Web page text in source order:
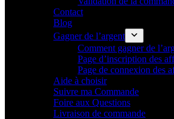
Contact
Blog
Gagner de l’argent
Comment gagner de
Page d’inscription des
Page de connexion des
Aide à choisir
Suivre ma Commande
Foire aux Questions
Livraison de commande